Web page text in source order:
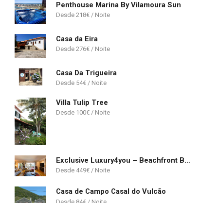
Penthouse Marina By Vilamoura Sun
218€
Casa da Eira
276€
Casa Da Trigueira
54€
Villa Tulip Tree
100€
Exclusive Luxury4you – Beachfront Boutique Penthouse Apt!
449€
Casa de Campo Casal do Vulcão